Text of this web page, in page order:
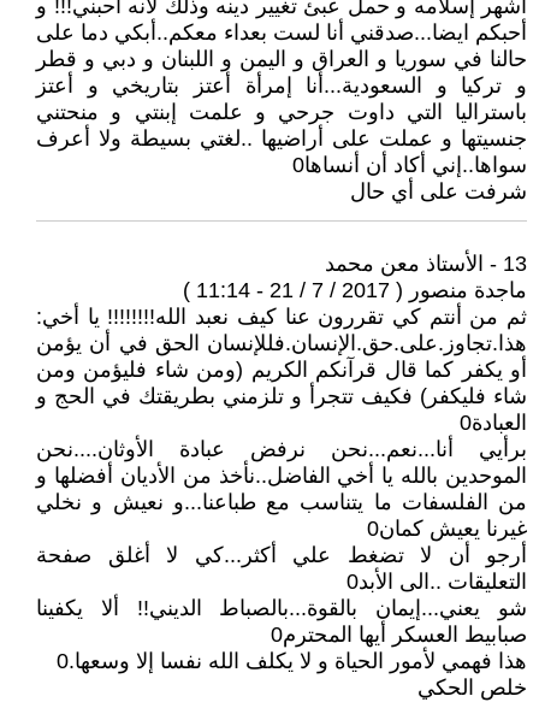
أشهر إسلامه و حمل عبئ تغيير دينه وذلك لأنه أحبني!!! و
أحبكم ايضا...صدقني أنا لست بعداء معكم..أبكي دما على
حالنا في سوريا و العراق و اليمن و اللبنان و دبي و قطر
و تركيا و السعودية...أنا إمرأة أعتز بتاريخي و أعتز
باستراليا التي داوت جرحي و علمت إبنتي و منحتني
جنسيتها و عملت على أراضيها ..لغتي بسيطة ولا أعرف
سواها..إني أكاد أن أنساها0
شرفت على أي حال
13 - الأستاذ معن محمد
ماجدة منصور ( 2017 / 7 / 21 - 11:14 )
ثم من أنتم كي تقررون عنا كيف نعبد الله!!!!!!!! يا أخي:
هذا.تجاوز.على.حق.الإنسان.فللإنسان الحق في أن يؤمن
أو يكفر كما قال قرآنكم الكريم (ومن شاء فليؤمن ومن
شاء فليكفر) فكيف تتجرأ و تلزمني بطريقتك في الحج و
العبادة0
برأيي أنا...نعم...نحن نرفض عبادة الأوثان....نحن
الموحدين بالله يا أخي الفاضل..نأخذ من الأديان أفضلها و
من الفلسفات ما يتناسب مع طباعنا...و نعيش و نخلي
غيرنا يعيش كمان0
أرجو أن لا تضغط علي أكثر...كي لا أغلق صفحة
التعليقات ..الى الأبد0
شو يعني...إيمان بالقوة...بالصباط الديني!! ألا يكفينا
صبابيط العسكر أيها المحترم0
هذا فهمي لأمور الحياة و لا يكلف الله نفسا إلا وسعها.0
خلص الحكي